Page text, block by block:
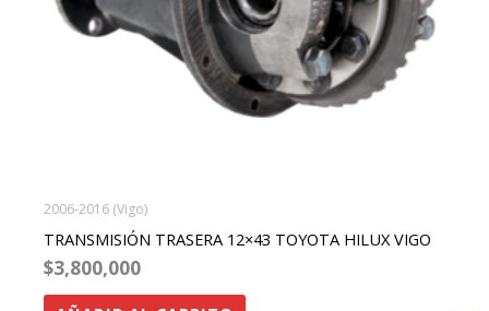
2006-2016 (Vigo)
TRANSMISIÓN TRASERA 12×43 TOYOTA HILUX VIGO
$3,800,000